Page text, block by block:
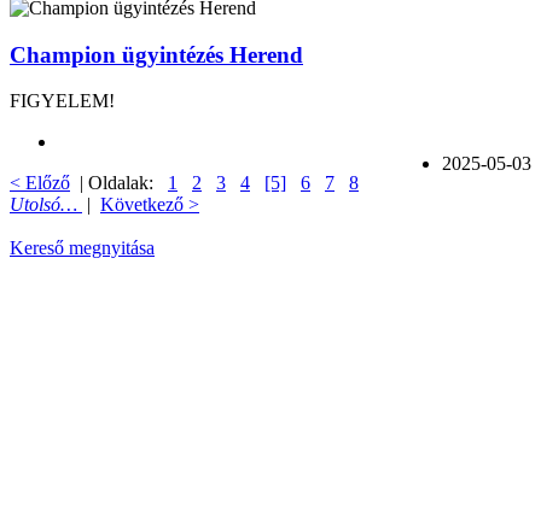
Champion ügyintézés Herend
FIGYELEM!
2025-05-03
< Előző | Oldalak: 1 2 3 4 [5] 6 7
8
Utolsó… | Következő >
Kereső megnyitása